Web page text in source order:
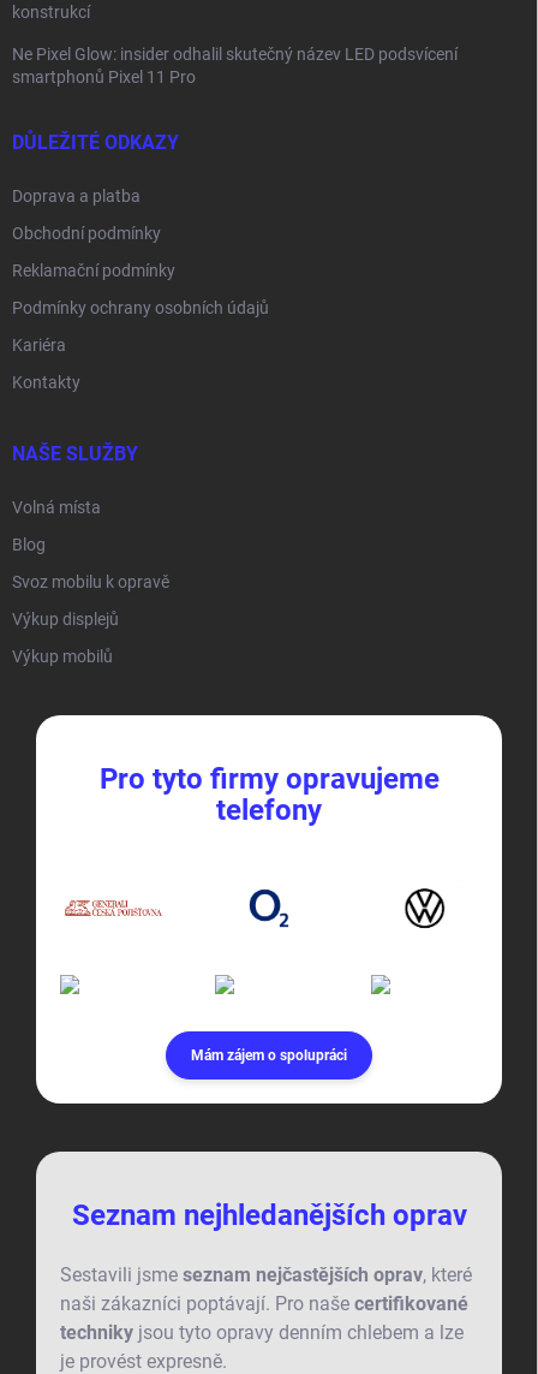
konstrukcí
Ne Pixel Glow: insider odhalil skutečný název LED podsvícení
smartphonů Pixel 11 Pro
DŮLEŽITÉ ODKAZY
Doprava a platba
Obchodní podmínky
Reklamační podmínky
Podmínky ochrany osobních údajů
Kariéra
Kontakty
NAŠE SLUŽBY
Volná místa
Blog
Svoz mobilu k opravě
Výkup displejů
Výkup mobilů
Pro tyto firmy opravujeme
telefony
Mám zájem o spolupráci
Seznam nejhledanějších oprav
Sestavili jsme seznam nejčastějších oprav, které
naši zákazníci poptávají. Pro naše certifikované
techniky jsou tyto opravy denním chlebem a lze
je provést expresně.